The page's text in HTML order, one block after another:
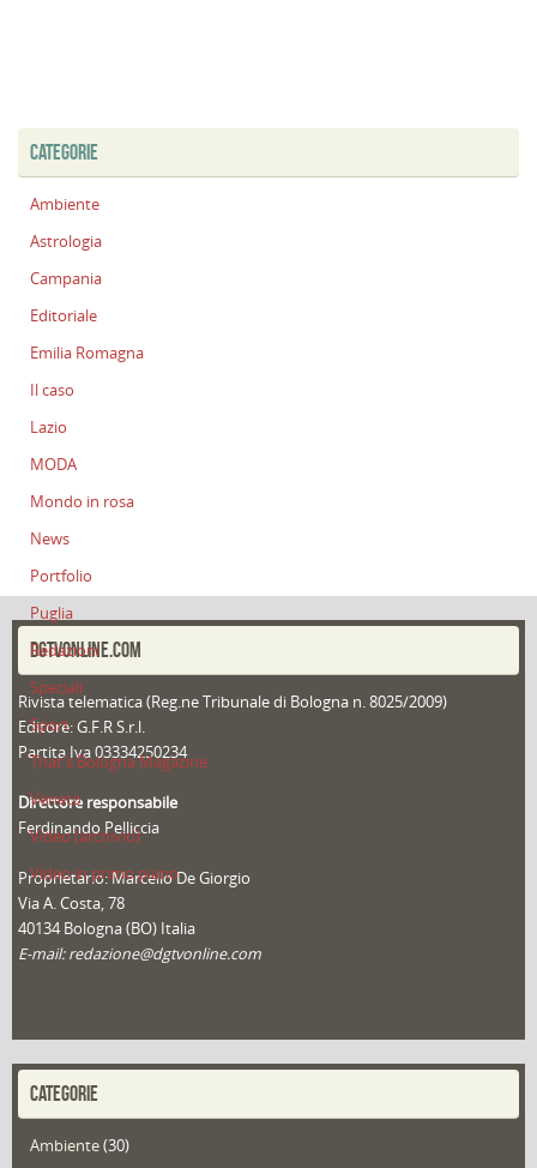
CATEGORIE
Ambiente
Astrologia
Campania
Editoriale
Emilia Romagna
Il caso
Lazio
MODA
Mondo in rosa
News
Portfolio
Puglia
Redazioni
Speciali
Sport
That's Bologna Magazine
Veneto
Video (archivio)
Video in primo piano
DGTVONLINE.COM
Rivista telematica (Reg.ne Tribunale di Bologna n. 8025/2009)
Editore: G.F.R S.r.l.
Partita Iva 03334250234
Direttore responsabile
Ferdinando Pelliccia
Proprietario: Marcello De Giorgio
Via A. Costa, 78
40134 Bologna (BO) Italia
E-mail: redazione@dgtvonline.com
CATEGORIE
Ambiente(30)